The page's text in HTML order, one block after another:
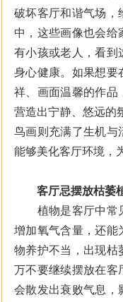
破坏客厅和谐气场，
中，这些画像也会给
有小孩或老人，看到
身心健康。如果想要
祥、画面温馨的作品
营造出宁静、悠远的
鸟画则充满了生机与
能够美化客厅环境，
客厅忌摆放枯萎
植物是客厅中常见
增加氧气含量，还能
物养护不当，出现枯
万不要继续摆放在客
会散发出衰败气息，